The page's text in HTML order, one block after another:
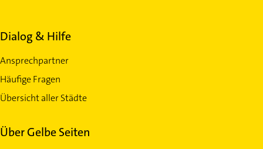
Dialog & Hilfe
Ansprechpartner
Häufige Fragen
Übersicht aller Städte
Über Gelbe Seiten